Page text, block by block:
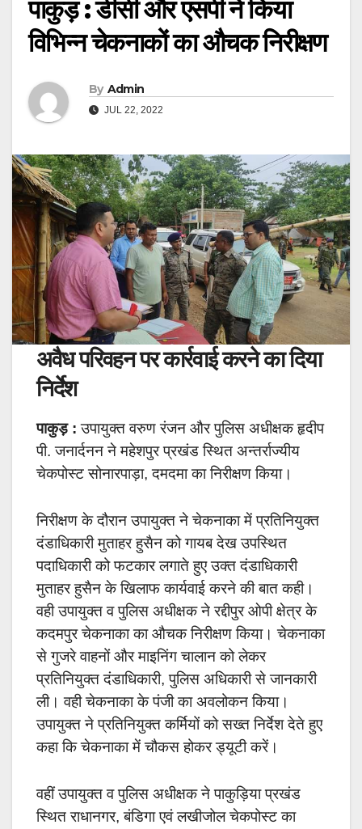
पाकुड़ : डीसी और एसपी ने किया
विभिन्न चेकनाकों का औचक निरीक्षण
By Admin
JUL 22, 2022
अवैध परिवहन पर कार्रवाई करने का दिया
निर्देश
पाकुड़ : उपायुक्त वरुण रंजन और पुलिस अधीक्षक हृदीप
पी. जनार्दनन ने महेशपुर प्रखंड स्थित अन्तर्राज्यीय
चेकपोस्ट सोनारपाड़ा, दमदमा का निरीक्षण किया।
निरीक्षण के दौरान उपायुक्त ने चेकनाका में प्रतिनियुक्त
दंडाधिकारी मुताहर हुसैन को गायब देख उपस्थित
पदाधिकारी को फटकार लगाते हुए उक्त दंडाधिकारी
मुताहर हुसैन के खिलाफ कार्यवाई करने की बात कही।
वही उपायुक्त व पुलिस अधीक्षक ने रद्दीपुर ओपी क्षेत्र के
कदमपुर चेकनाका का औचक निरीक्षण किया। चेकनाका
से गुजरे वाहनों और माइनिंग चालान को लेकर
प्रतिनियुक्त दंडाधिकारी, पुलिस अधिकारी से जानकारी
ली। वही चेकनाका के पंजी का अवलोकन किया।
उपायुक्त ने प्रतिनियुक्त कर्मियों को सख्त निर्देश देते हुए
कहा कि चेकनाका में चौकस होकर ड्यूटी करें।
वहीं उपायुक्त व पुलिस अधीक्षक ने पाकुड़िया प्रखंड
स्थित राधानगर, बंडिगा एवं लखीजोल चेकपोस्ट का